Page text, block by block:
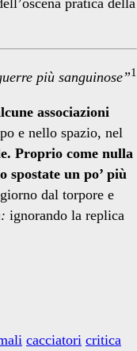
pratica della
più sanguinose”1
associazioni
e nello spazio, nel
Proprio come nulla
spostate un po’ più
dal torpore e
ignorando la replica
cacciatori critica